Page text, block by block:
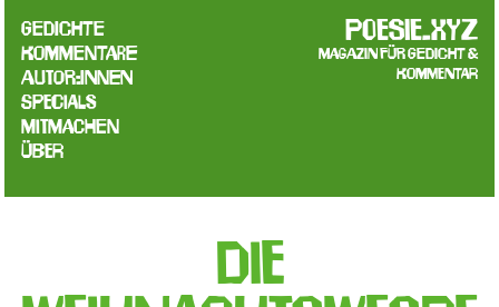
poesie.xyz
Magazin für Gedicht &
Kommentar
Gedichte
Kommentare
Autor:innen
Specials
Mitmachen
Über
Die